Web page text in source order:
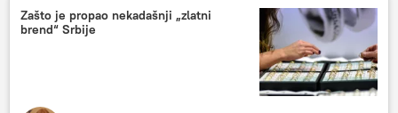
Srbija
Zašto je propao nekadašnji „zlatni
brend“ Srbije